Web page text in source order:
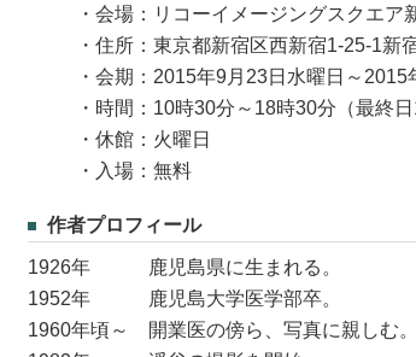
・会場：リコーイメージングスクエア
・住所：東京都新宿区西新宿1-25-1新
・会期：2015年9月23日水曜日～2015
・時間：10時30分～18時30分（最終日
・休館：火曜日
・入場：無料
作者プロフィール
1926年 鹿児島県に生まれる。
1952年 鹿児島大学医学部卒。
1960年頃～ 開業医の傍ら、写真に親しむ。